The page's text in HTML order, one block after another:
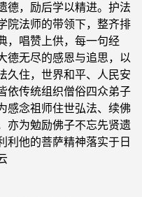
德，励后学以精进。护法
院法师的带领下，整齐排
，唱赞上供，每一句经
德无尽的感恩与追思，以
久住，世界和平、人民安
依传统组织僧俗四众弟子
感念祖师住世弘法、续佛
亦为勉励佛子不忘先贤遗
利他的菩萨精神落实于日